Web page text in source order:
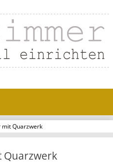
mit Quarzwerk
Quarzwerk